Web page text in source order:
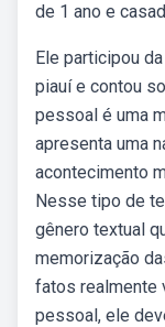
de 1 ano e
Ele participou
piauí e contou
pessoal é uma
apresenta uma
acontecimento
Nesse tipo de
gênero textual
memorização
fatos realmente
pessoal, ele